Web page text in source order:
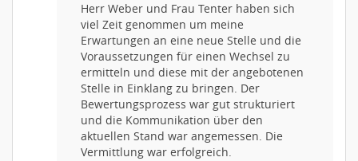
Herr Weber und Frau Tenter haben sich
viel Zeit genommen um meine
Erwartungen an eine neue Stelle und die
Voraussetzungen für einen Wechsel zu
ermitteln und diese mit der angebotenen
Stelle in Einklang zu bringen. Der
Bewertungsprozess war gut strukturiert
und die Kommunikation über den
aktuellen Stand war angemessen. Die
Vermittlung war erfolgreich.